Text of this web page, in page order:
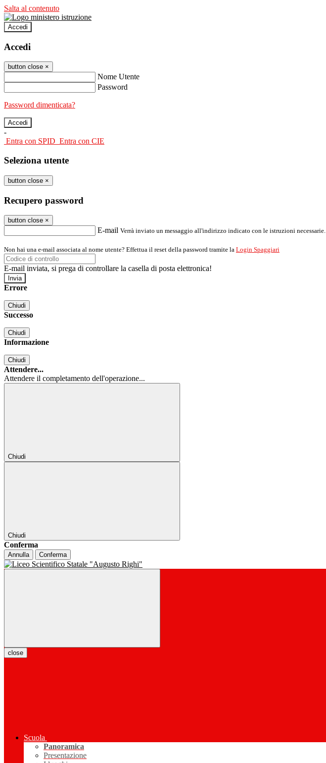
Salta al contenuto
Accedi
Accedi
button close ×
Nome Utente
Password
Password dimenticata?
-
Entra con SPID Entra con CIE
Seleziona utente
button close ×
Recupero password
button close ×
E-mail Verrà inviato un messaggio all'indirizzo indicato con le istruzioni necessarie.
Non hai una e-mail associata al nome utente? Effettua il reset della password tramite la Login Spaggiari
E-mail inviata, si prega di controllare la casella di posta elettronica!
Errore
Chiudi
Successo
Chiudi
Informazione
Chiudi
Attendere...
Attendere il completamento dell'operazione...
Chiudi
Chiudi
Conferma
Annulla Conferma
close
Scuola
Panoramica
Presentazione